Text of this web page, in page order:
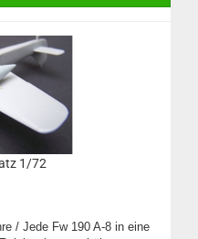
1/72
/ Jede Fw 190 A-8 in eine